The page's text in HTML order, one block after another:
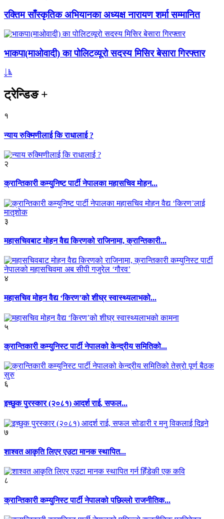
रक्तिम साँस्कृतिक अभियानका अध्यक्ष नारायण शर्मा सम्मानित
भाकपा(माओवादी) का पोलिटव्यूरो सदस्य मिसिर बेसारा गिरफ्तार
ट्रेन्डिङ+
१
न्याय रुक्मिणीलाई कि राधालाई ?
२
क्रान्तिकारी कम्युनिष्ट पार्टी नेपालका महासचिव मोहन...
३
महासचिवबाट मोहन वैद्य किरणको राजिनामा, क्रान्तिकारी...
४
महासचिव मोहन वैद्य ‘किरण’को शीघ्र स्वास्थ्यलाभको...
५
क्रान्तिकारी कम्युनिस्ट पार्टी नेपालको केन्द्रीय समितिको...
६
इच्छुक पुरस्कार (२०८१) आदर्श राई, सफल...
७
शाश्वत आकृति लिएर एउटा मानक स्थापित...
८
क्रान्तिकारी कम्युनिस्ट पार्टी नेपालको पछिल्लो राजनीतिक...